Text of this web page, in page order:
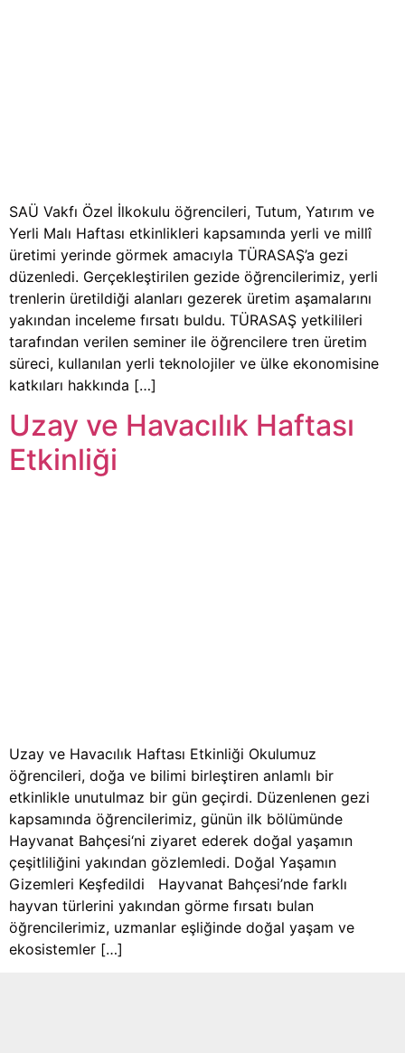
SAÜ Vakfı Özel İlkokulu öğrencileri, Tutum, Yatırım ve
Yerli Malı Haftası etkinlikleri kapsamında yerli ve millî
üretimi yerinde görmek amacıyla TÜRASAŞ’a gezi
düzenledi. Gerçekleştirilen gezide öğrencilerimiz, yerli
trenlerin üretildiği alanları gezerek üretim aşamalarını
yakından inceleme fırsatı buldu. TÜRASAŞ yetkilileri
tarafından verilen seminer ile öğrencilere tren üretim
süreci, kullanılan yerli teknolojiler ve ülke ekonomisine
katkıları hakkında […]
Uzay ve Havacılık Haftası
Etkinliği
Uzay ve Havacılık Haftası Etkinliği Okulumuz
öğrencileri, doğa ve bilimi birleştiren anlamlı bir
etkinlikle unutulmaz bir gün geçirdi. Düzenlenen gezi
kapsamında öğrencilerimiz, günün ilk bölümünde
Hayvanat Bahçesi‘ni ziyaret ederek doğal yaşamın
çeşitliliğini yakından gözlemledi. Doğal Yaşamın
Gizemleri Keşfedildi Hayvanat Bahçesi’nde farklı
hayvan türlerini yakından görme fırsatı bulan
öğrencilerimiz, uzmanlar eşliğinde doğal yaşam ve
ekosistemler […]